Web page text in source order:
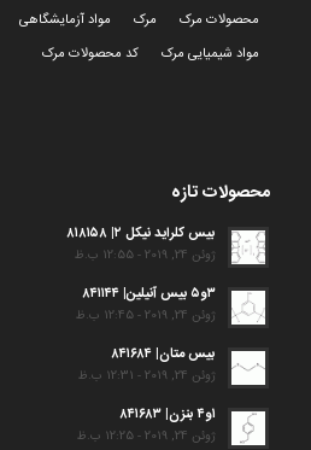
محصولات مرک
مرک مواد آزمایشگاهی
مواد شیمیایی مرک
کد محصولات مرک
محصولات تازه
بیس کلراید نیکل ۲| ۸۱۸۱۵۸
ژوئن 24, 2019 - 12:55 ب.ظ
۳و۵ بیس آنیلین| ۸۴۱۱۴۴
ژوئن 24, 2019 - 12:45 ب.ظ
بیس متان| ۸۴۱۶۸۴
ژوئن 24, 2019 - 12:31 ب.ظ
۱و۴ بنزن| ۸۴۱۶۸۳
ژوئن 24, 2019 - 12:25 ب.ظ